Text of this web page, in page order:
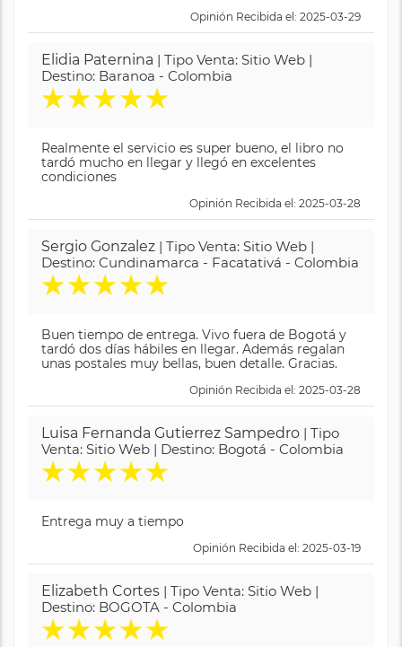
Opinión Recibida el: 2025-03-29
Elidia Paternina | Tipo Venta: Sitio Web |
Destino: Baranoa - Colombia
★★★★★
Realmente el servicio es super bueno, el libro no
tardó mucho en llegar y llegó en excelentes
condiciones
Opinión Recibida el: 2025-03-28
Sergio Gonzalez | Tipo Venta: Sitio Web |
Destino: Cundinamarca - Facatativá - Colombia
★★★★★
Buen tiempo de entrega. Vivo fuera de Bogotá y
tardó dos días hábiles en llegar. Además regalan
unas postales muy bellas, buen detalle. Gracias.
Opinión Recibida el: 2025-03-28
Luisa Fernanda Gutierrez Sampedro | Tipo
Venta: Sitio Web | Destino: Bogotá - Colombia
★★★★★
Entrega muy a tiempo
Opinión Recibida el: 2025-03-19
Elizabeth Cortes | Tipo Venta: Sitio Web |
Destino: BOGOTA - Colombia
★★★★★